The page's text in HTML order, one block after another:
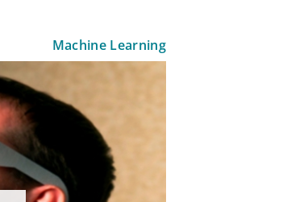
Machine Learning